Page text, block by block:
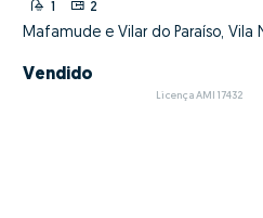
1 2
Mafamude e Vilar do Paraíso, Vila
Vendido
Licença AMI 17432